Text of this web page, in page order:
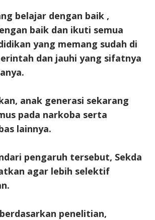
belajar dengan baik ,
baik dan ikuti semua
yang memang sudah di
dan jauhi yang sifatnya
anak generasi sekarang
pada narkoba serta
lainnya.
pengaruh tersebut, Sekda
agar lebih selektif
penelitian,